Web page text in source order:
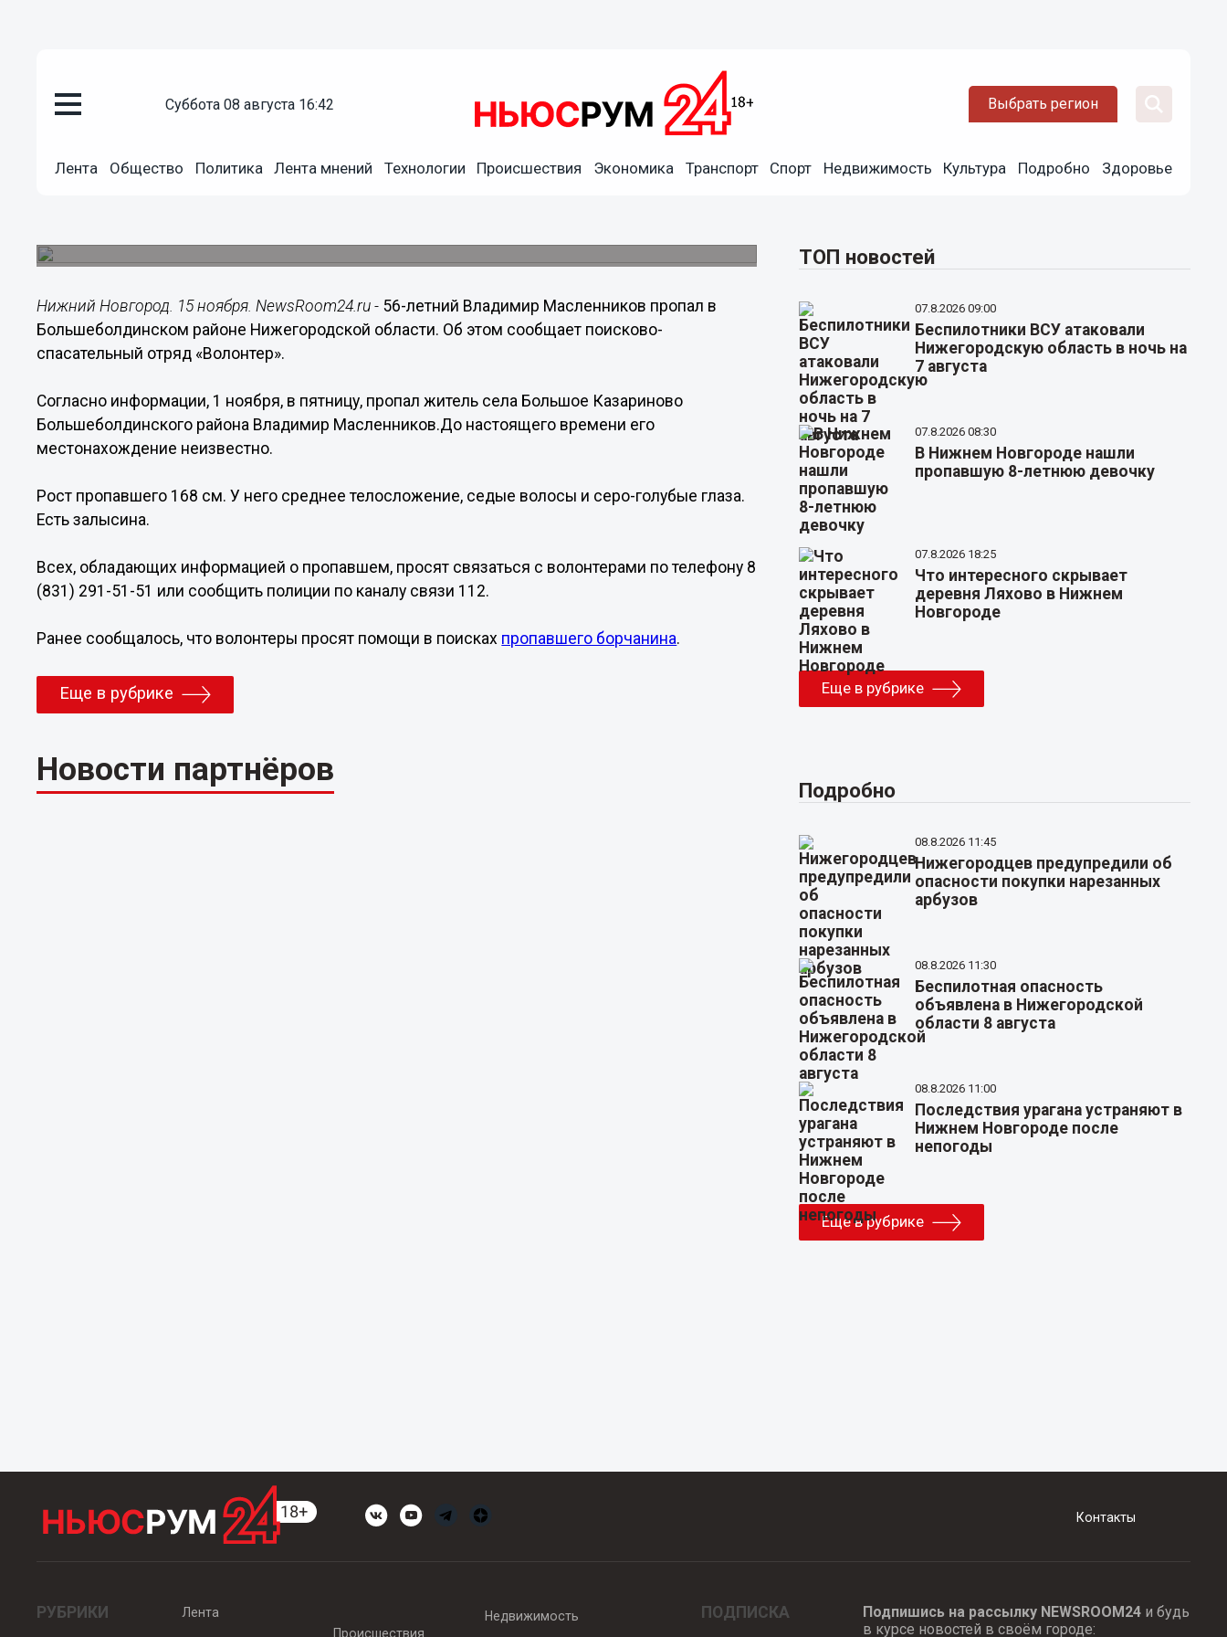
суббота 08 августа 16:42 Выбрать регион
Лента Общество Политика Лента мнений Технологии Происшествия Экономика Транспорт Спорт Недвижимость Культура Подробно Здоровье
56-летний Владимир Масленников пропал в Нижегородской
Нижний Новгород. 15 ноября. NewsRoom24.ru - 56-летний Владимир Масленников пропал в
Большеболдинском районе Нижегородской области. Об этом сообщает поисково-
спасательный отряд «Волонтер».
Согласно информации, 1 ноября, в пятницу, пропал житель села Большое Казариново
Большеболдинского района Владимир Масленников.До настоящего времени его
местонахождение неизвестно.
Рост пропавшего 168 см. У него среднее телосложение, седые волосы и серо-голубые глаза.
Есть залысина.
Всех, обладающих информацией о пропавшем, просят связаться с волонтерами по телефону 8
(831) 291-51-51 или сообщить полиции по каналу связи 112.
Ранее сообщалось, что волонтеры просят помощи в поисках пропавшего борчанина.
Еще в рубрике
Новости партнёров
ТОП новостей
07.8.2026 09:00
Беспилотники ВСУ атаковали
Нижегородскую область в ночь на
7 августа
07.8.2026 08:30
В Нижнем Новгороде нашли
пропавшую 8-летнюю девочку
07.8.2026 18:25
Что интересного скрывает
деревня Ляхово в Нижнем
Новгороде
Еще в рубрике
Подробно
08.8.2026 11:45
Нижегородцев предупредили об
опасности покупки нарезанных
арбузов
08.8.2026 11:30
Беспилотная опасность
объявлена в Нижегородской
области 8 августа
08.8.2026 11:00
Последствия урагана устраняют в
Нижнем Новгороде после
непогоды
Еще в рубрике
Контакты
РУБРИКИ
Лента
Происшествия
Недвижимость ПОДПИСКА Подпишись на рассылку NEWSROOM24и будь
в курсе новостей в своём городе: